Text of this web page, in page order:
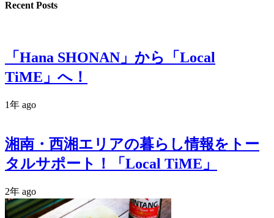
Recent Posts
「Hana SHONAN」から「Local
TiME」へ！
1年 ago
湘南・西湘エリアの暮らし情報をトー
タルサポート！「Local TiME」
2年 ago